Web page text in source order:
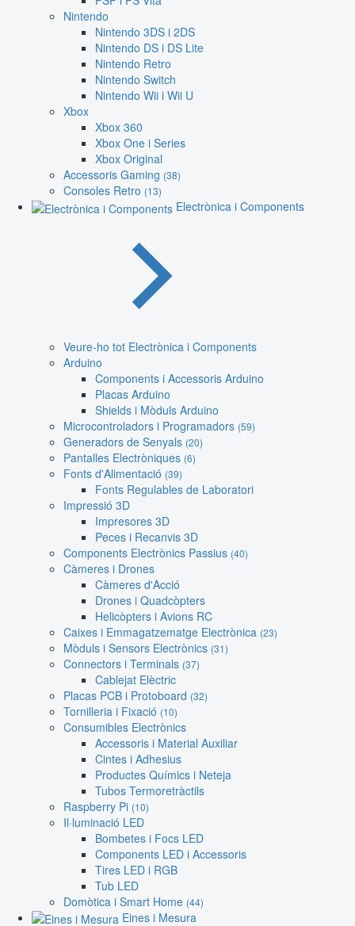
Nintendo
Nintendo 3DS i 2DS
Nintendo DS i DS Lite
Nintendo Retro
Nintendo Switch
Nintendo Wii i Wii U
Xbox
Xbox 360
Xbox One i Series
Xbox Original
Accessoris Gaming (38)
Consoles Retro (13)
Electrònica i Components
Veure-ho tot Electrònica i Components
Arduino
Components i Accessoris Arduino
Placas Arduino
Shields i Mòduls Arduino
Microcontroladors i Programadors (59)
Generadors de Senyals (20)
Pantalles Electròniques (6)
Fonts d'Alimentació (39)
Fonts Regulables de Laboratori
Impressió 3D
Impresores 3D
Peces i Recanvis 3D
Components Electrònics Passius (40)
Càmeres i Drones
Càmeres d'Acció
Drones i Quadcòpters
Helicòpters i Avions RC
Caixes i Emmagatzematge Electrònica (23)
Mòduls i Sensors Electrònics (31)
Connectors i Terminals (37)
Cablejat Elèctric
Placas PCB i Protoboard (32)
Tornilleria i Fixació (10)
Consumibles Electrònics
Accessoris i Material Auxiliar
Cintes i Adhesius
Productes Químics i Neteja
Tubos Termoretràctils
Raspberry Pi (10)
Il·luminació LED
Bombetes i Focs LED
Components LED i Accessoris
Tires LED i RGB
Tub LED
Domòtica i Smart Home (44)
Eines i Mesura